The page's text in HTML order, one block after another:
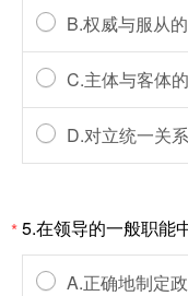
B.权威与服从
C.主体与客体
D.对立统一关系
*5.在领导的一般职能
A.正确地制定